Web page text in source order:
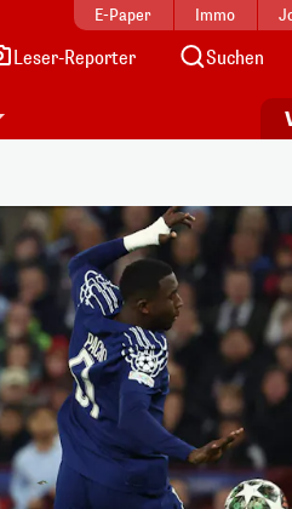
E-Paper Immo
Leser-Reporter Suchen